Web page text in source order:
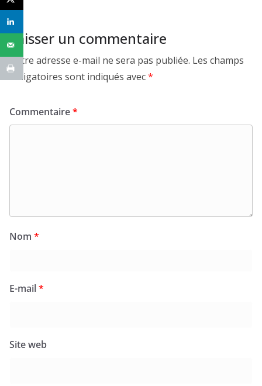
Laisser un commentaire
Votre adresse e-mail ne sera pas publiée. Les champs
obligatoires sont indiqués avec*
Commentaire*
Nom *
E-mail*
Site web